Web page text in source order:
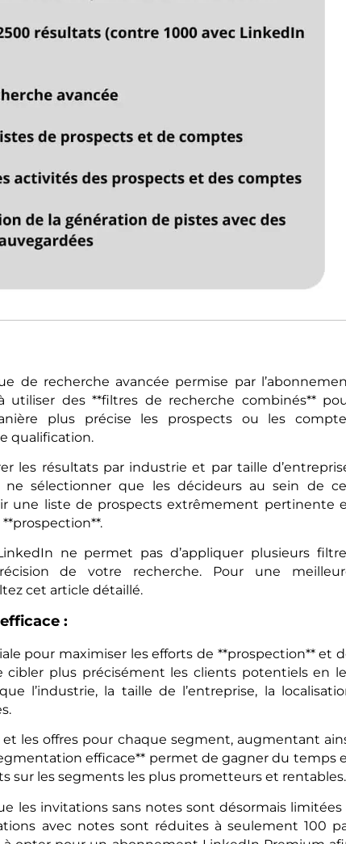
de recherche avancée permise par
utiliser des **filtres de recherche combinés**
plus précise les prospects ou les
qualification.
les résultats par industrie et par taille
sélectionner que les décideurs au sein de
une liste de prospects extrêmement pertinente
ne permet pas d’appliquer plusieurs
de votre recherche. Pour une
cet article détaillé.
:
pour maximiser les efforts de **prospection** et
plus précisément les clients potentiels en
l’industrie, la taille de l’entreprise, la
et les offres pour chaque segment, augmentant
efficace** permet de gagner du temps
sur les segments les plus prometteurs et rentables.
les invitations sans notes sont désormais limitées
avec notes sont réduites à seulement 100